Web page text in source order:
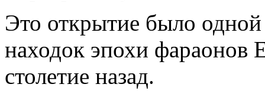
Это открытие было
находок эпохи фараонов
столетие назад.